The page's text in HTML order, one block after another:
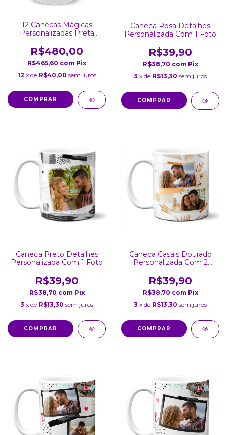
12 Canecas Mágicas
Personalizadas Preta
R$480,00
R$465,60 com Pix
12 x de R$40,00 sem juros
Caneca Rosa Detalhes
Personalizada Com 1 Foto
R$39,90
R$38,70 com Pix
3 x de R$13,30 sem juros
COMPRAR
Caneca Preto Detalhes
Personalizada Com 1 Foto
R$39,90
R$38,70 com Pix
3 x de R$13,30 sem juros
COMPRAR
Caneca Casais Dourado
Personalizada Com 2
R$39,90
R$38,70 com Pix
3 x de R$13,30 sem juros
COMPRAR